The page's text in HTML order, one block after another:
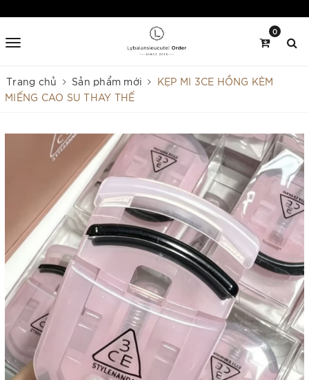
0
Trang chủ Sản phẩm mới
KẸP MI 3CE HỒNG KÈM
MIẾNG CAO SU THAY THẾ